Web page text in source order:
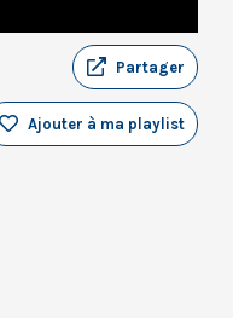
Partager
Ajouter à ma playlist